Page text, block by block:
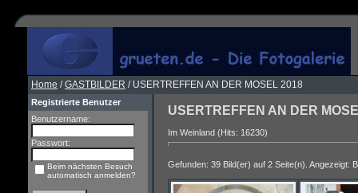
Home /GASTBILDER / USERTREFFEN AN DER MOSEL 2018
Registrierte Benutzer
Benutzername:
Passwort:
Beim nächsten Besuch
automatisch anmelden?
USERTREFFEN AN DER
Im Weinland (Hits: 16230)
Gefunden: 39 Bild(er) auf 2 Seite(n). Angezeigt: